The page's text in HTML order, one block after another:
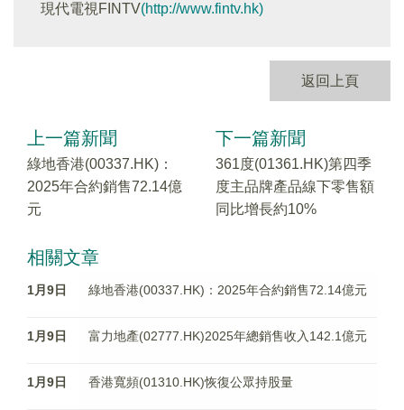
現代電視FINTV(http://www.fintv.hk)
返回上頁
上一篇新聞
綠地香港(00337.HK)：
2025年合約銷售72.14億
元
下一篇新聞
361度(01361.HK)第四季
度主品牌產品線下零售額
同比增長約10%
相關文章
1月9日 綠地香港(00337.HK)：2025年合約銷售72.14億元
1月9日 富力地產(02777.HK)2025年總銷售收入142.1億元
1月9日 香港寬頻(01310.HK)恢復公眾持股量